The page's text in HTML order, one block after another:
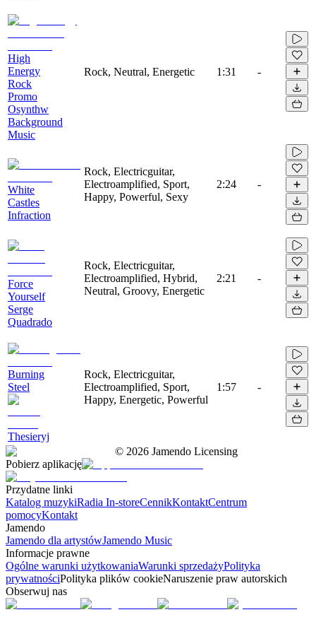
High
Energy
Rock
Promo
Osynthw
Background
Music
Rock, Neutral, Energetic 1:31 -
White
Castles
Infraction
Rock, Electricguitar,
Electroamplified, Sport,
Happy, Powerful, Sexy
2:24 -
Force
Yourself
Serge
Quadrado
Rock, Electricguitar,
Electroamplified, Hybrid,
Neutral, Groovy, Energetic
2:21 -
Burning
Steel
Thesieryj
Rock, Electricguitar,
Electroamplified, Sport,
Happy, Energetic, Powerful
1:57 -
© 2026 Jamendo Licensing
Pobierz aplikację
Przydatne linki
Katalog muzykiRadia In-storeCennikKontaktCentrum
pomocyKontakt
Jamendo
Jamendo dla artystówJamendo Music
Informacje prawne
Ogólne warunki użytkowaniaWarunki sprzedażyPolityka
prywatnościPolityka plików cookieNaruszenie praw autorskich
Obserwuj nas